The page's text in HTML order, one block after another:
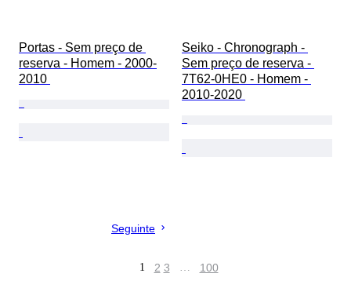
Portas - Sem preço de
reserva - Homem - 2000-
2010
Seiko - Chronograph -
Sem preço de reserva -
7T62-0HE0 - Homem -
2010-2020
Seguinte
1 2 3 … 100